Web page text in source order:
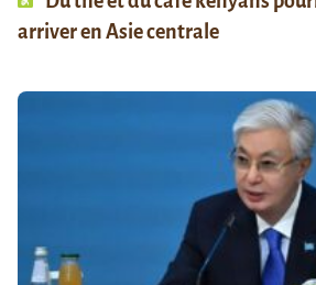
arriver en Asie centrale